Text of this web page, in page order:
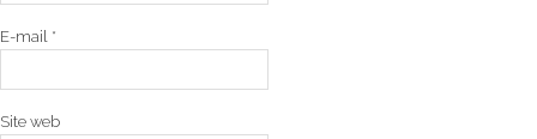
E-mail *
Site web